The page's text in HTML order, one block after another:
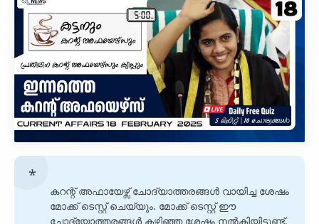
കറന്റ് അഫായേഴ്സ് ചോദ്യാത്തരങ്ങൾ വായിച്ച ശേഷം
മോക്ക് ടെസ്റ്റ് ചെയ്യും. മോക്ക് ടെസ്റ്റ് ഈ
ചോദ്യോത്തരങ്ങൾ കഴിഞ്ഞ ശേഷം നൽകിയിട്ടുണ്ട്.